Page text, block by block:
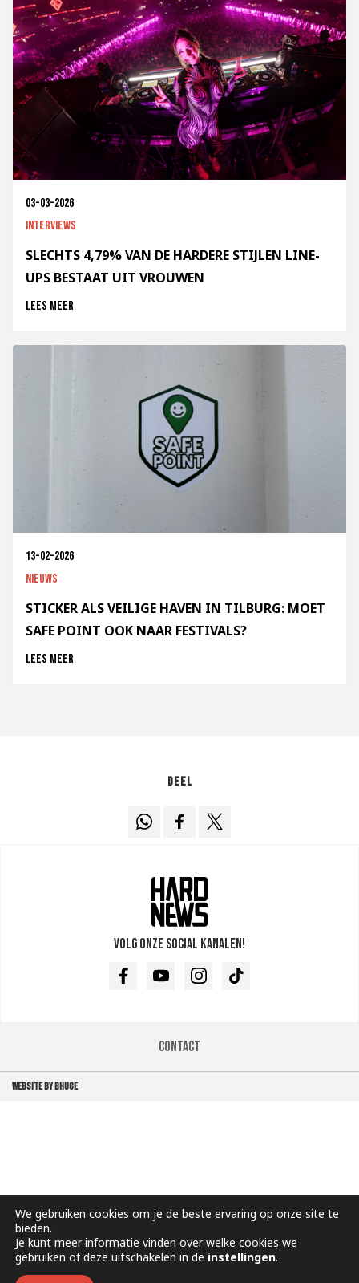
03-03-2026
Interviews
SLECHTS 4,79% VAN DE HARDERE STIJLEN LINE-
UPS BESTAAT UIT VROUWEN
Lees meer
13-02-2026
Nieuws
STICKER ALS VEILIGE HAVEN IN TILBURG: MOET
SAFE POINT OOK NAAR FESTIVALS?
Lees meer
Deel
Volg onze social kanalen!
FacebookYoutubeInstagramTikTok
Contact
WEBSITE BY BHUGE
We gebruiken cookies om je de beste ervaring op onze site te
bieden.
Je kunt meer informatie vinden over welke cookies we
gebruiken of deze uitschakelen in de instellingen.